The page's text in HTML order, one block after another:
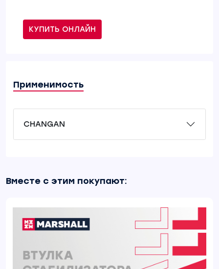
КУПИТЬ ОНЛАЙН
Применимость
CHANGAN
Вместе с этим покупают: